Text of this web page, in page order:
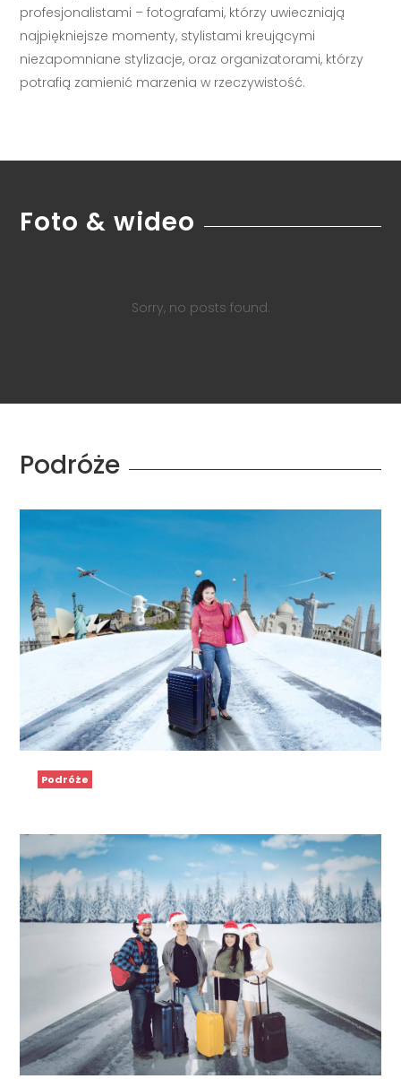
profesjonalistami – fotografami, którzy uwieczniają
najpiękniejsze momenty, stylistami kreującymi
niezapomniane stylizacje, oraz organizatorami, którzy
potrafią zamienić marzenia w rzeczywistość.
Foto & wideo
Sorry, no posts found.
Podróże
Podróże